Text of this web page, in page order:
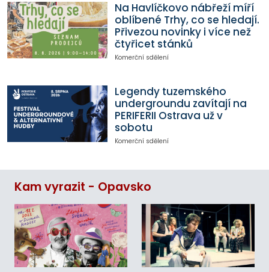
Na Havlíčkovo nábřeží míří
oblíbené Trhy, co se hledají.
Přivezou novinky i více než
čtyřicet stánků
Komerční sdělení
Legendy tuzemského
undergroundu zavítají na
PERIFERII Ostrava už v
sobotu
Komerční sdělení
Kam vyrazit - Opavsko